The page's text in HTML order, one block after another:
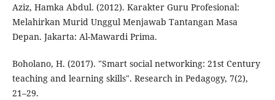
Aziz, Hamka Abdul. (2012). Karakter Guru Profesional:
Melahirkan Murid Unggul Menjawab Tantangan Masa
Depan. Jakarta: Al-Mawardi Prima.
Boholano, H. (2017). "Smart social networking: 21st Century
teaching and learning skills". Research in Pedagogy, 7(2),
21–29.